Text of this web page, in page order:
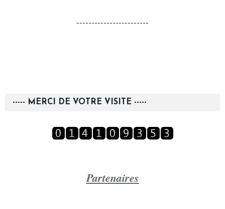
------------------------
----- MERCI DE VOTRE VISITE -----
Partenaires